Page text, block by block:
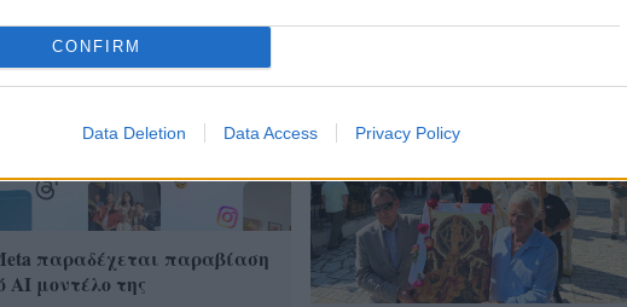
CONFIRM
Data Deletion Data Access Privacy Policy
παραδέχεται παραβίαση
AI μοντέλο της